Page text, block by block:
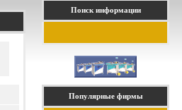
Поиск информации
Популярные фирмы